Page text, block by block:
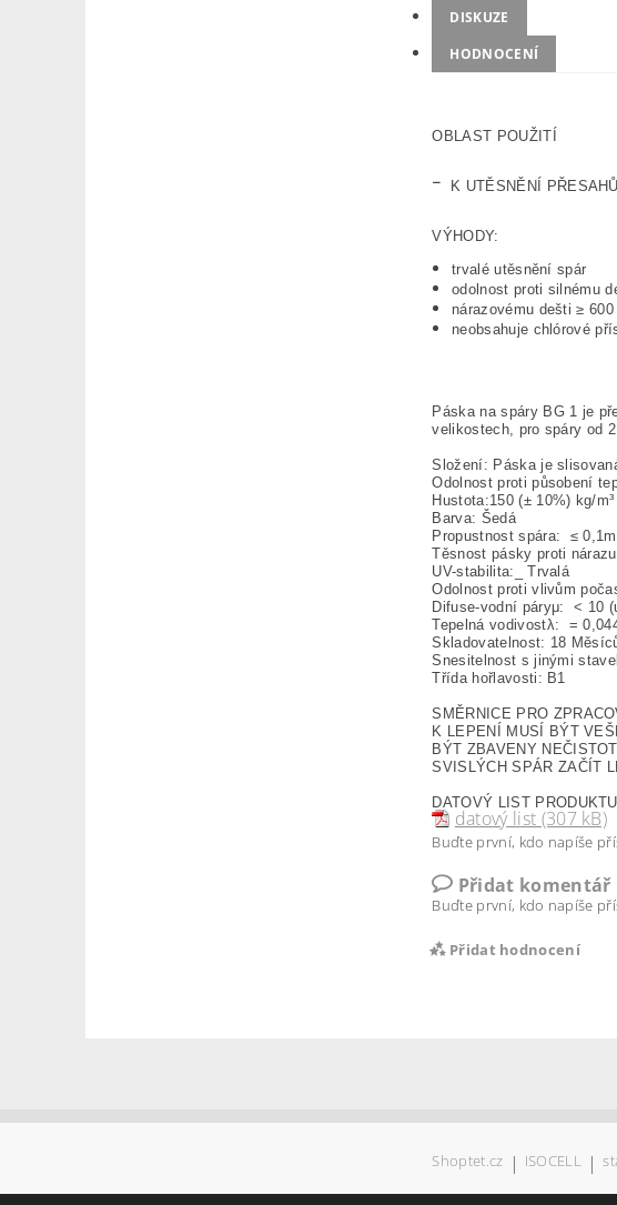
DISKUZE
HODNOCENÍ
OBLAST POUŽITÍ
- K UTĚSNĚNÍ
VÝHODY:
trvalé utěsnění spár
odolnost proti silnému
nárazovému dešti ≥
neobsahuje chlórové
Páska na spáry BG 1 je
velikostech, pro spáry od
Složení: Páska je
Odolnost proti působení
Hustota:150 (± 10%) kg/m³
Barva: Šedá
Propustnost spára: ≤
Těsnost pásky proti
UV-stabilita:_ Trvalá
Odolnost proti vlivům
Difuse-vodní páryμ: < 10
Tepelná vodivostλ: =
Skladovatelnost: 18
Snesitelnost s jinými
Třída hořlavosti: B1
SMĚRNICE PRO
K LEPENÍ MUSÍ BÝT
BÝT ZBAVENY
SVISLÝCH SPÁR ZAČÍT
DATOVÝ LIST
datový list (307 kB)
Buďte první, kdo napíše
Přidat komentář
Buďte první, kdo napíše
Přidat hodnocení
Shoptet.cz | ISOCELL |